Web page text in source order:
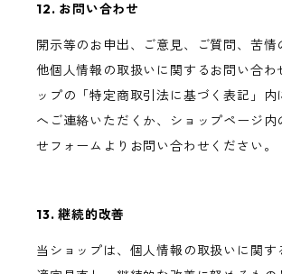
12. お問い合わせ
開示等のお申出、ご意見、ご質問、苦情
他個人情報の取扱いに関するお問い合わ
ップの「特定商取引法に基づく表記」内
へご連絡いただくか、ショップページ内
せフォームよりお問い合わせください。
13. 継続的改善
当ショップは、個人情報の取扱いに関す